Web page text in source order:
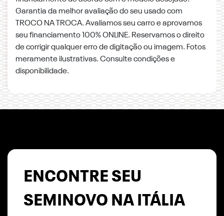
Garantia da melhor avaliação do seu usado com
TROCO NA TROCA. Avaliamos seu carro e aprovamos
seu financiamento 100% ONLINE. Reservamos o direito
de corrigir qualquer erro de digitação ou imagem. Fotos
meramente ilustrativas. Consulte condições e
disponibilidade.
ENCONTRE SEU
SEMINOVO NA ITÁLIA